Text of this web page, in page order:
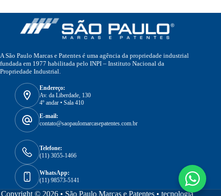
A São Paulo Marcas e Patentes é uma agência da propriedade industrial
fundada em 1977 habilitada pelo INPI – Instituto Nacional da
Propriedade Industrial.
Endereço:
Av. da Liberdade, 130
4º andar • Sala 410
E-mail:
contato@saopaulomarcasepatentes.com.br
Telefone:
(11) 3055-1466
WhatsApp:
(11) 98573-5141
Copyright © 2026 • São Paulo Marcas e Patentes •tecnologia